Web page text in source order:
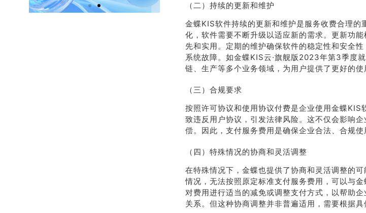
（二）持续的更新和维护
金蝶KIS软件持续的更新和维护是服务收费合理的
化，软件需要不断升级以适应新的需求。更新功
先和实用。定期的维护确保软件的稳定性和安全
系统故障。如金蝶KIS云·旗舰版2023年第3季度
链、生产等多个业务领域，为用户提供了更好的使
（三）合规要求
按照许可协议和使用协议付费是企业使用金蝶KIS
致违反用户协议，引发法律风险。这不仅会影响
偿。因此，支付服务费用是确保企业合法、合规使
（四）特殊情况的协商和灵活调整
在特殊情况下，金蝶也提供了协商和灵活调整的
情况，无法按照原定标准支付服务费用，可以与
对费用进行适当的减免或调整支付方式，以帮助
关系。但这种协商调整并非普遍适用，需要根据具